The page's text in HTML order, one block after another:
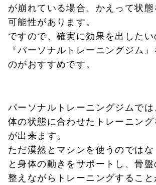
が崩れている場合、かえって状
可能性があります。
ですので、確実に効果を出した
『パーソナルトレーニングジム
のがおすすめです。
パーソナルトレーニングジムで
体の状態に合わせたトレーニング
が出来ます。
ただ漠然とマシンを使うのではな
と身体の動きをサポートし、骨
整えながらトレーニングすること